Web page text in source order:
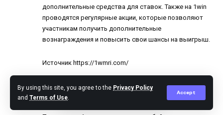
By using this site, you agree to the Privacy Policy
and Terms of Use.
Accept
дополнительные средства для ставок. Также на 1win
проводятся регулярные акции, которые позволяют
участникам получить дополнительные
вознаграждения и повысить свои шансы на выигрыш.
Источник https://1wmri.com/
Promokodsar
May 25, 2024 at 2:30 am
Reply